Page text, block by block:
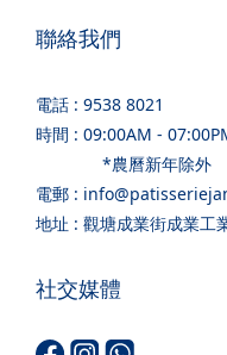
聯絡我們
電話 : 9538 8021
時間 : 09:00AM -
*農曆新年除外
電郵 :
地址 : 觀塘成業街成業工
社交媒體